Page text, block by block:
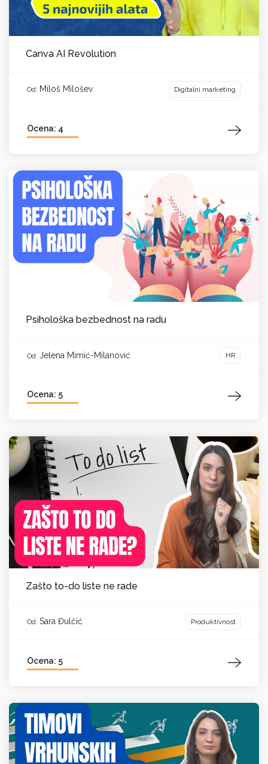
Canva AI Revolution
Od: Miloš Milošev Digitalni marketing
Ocena: 4
Psihološka bezbednost na radu
Od: Jelena Mimić-Milanović HR
Ocena: 5
Zašto to-do liste ne rade
Od: Sara Đulčić Produktivnost
Ocena: 5